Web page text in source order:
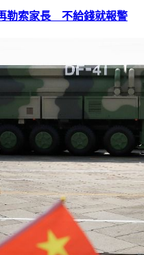
勒索家長 不給錢就報警